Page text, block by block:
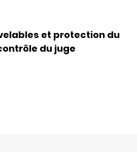
et protection du
du juge